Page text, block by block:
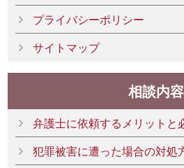
プライバシーポリシー
サイトマップ
相談内容
弁護士に依頼するメリットと
犯罪被害に遭った場合の対処